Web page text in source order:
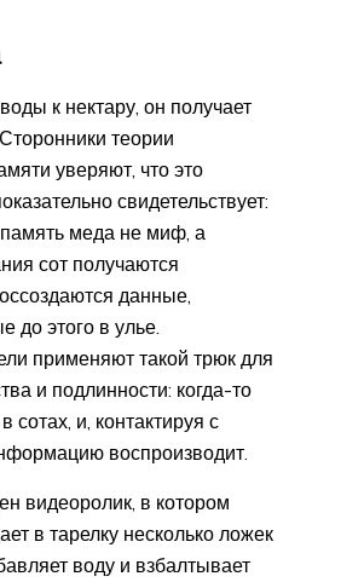
к нектару, он получает
теории
уверяют, что это
свидетельствует:
меда не миф, а
сот получаются
данные,
до этого в улье.
применяют такой трюк для
и подлинности: когда-то
сотах, и, контактируя с
воспроизводит.
видеоролик, в котором
в тарелку несколько ложек
воду и взбалтывает